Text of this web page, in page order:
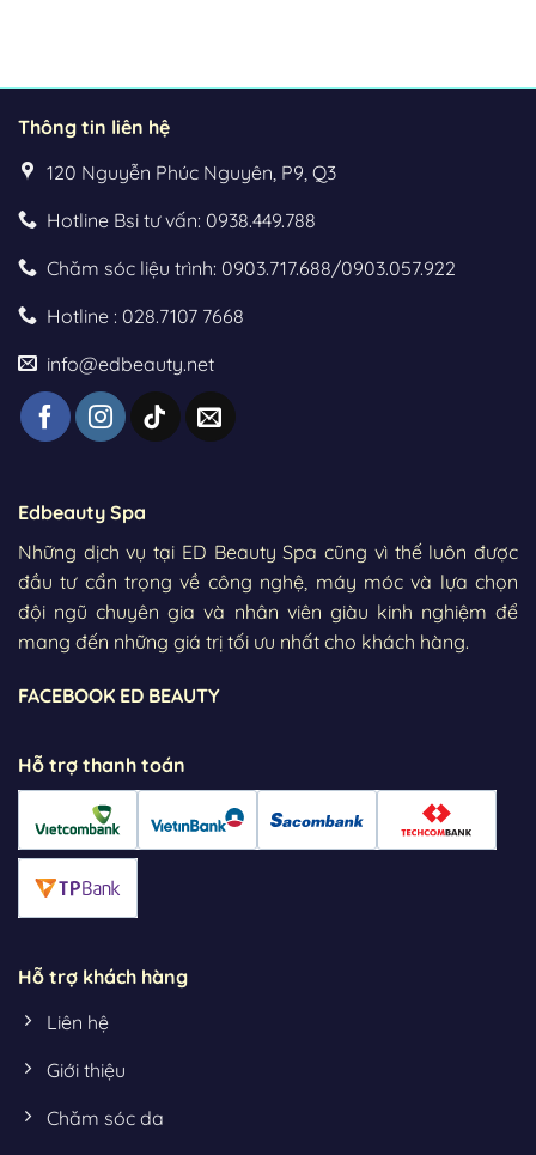
Thông tin liên hệ
120 Nguyễn Phúc Nguyên, P9, Q3
Hotline Bsi tư vấn: 0938.449.788
Chăm sóc liệu trình: 0903.717.688/0903.057.922
Hotline : 028.7107 7668
info@edbeauty.net
Hỗ trợ khách hàng
Liên hệ
Giới thiệu
Chăm sóc da
Edbeauty Spa
Những dịch vụ tại ED Beauty Spa cũng vì thế luôn được
đầu tư cẩn trọng về công nghệ, máy móc và lựa chọn
đội ngũ chuyên gia và nhân viên giàu kinh nghiệm để
mang đến những giá trị tối ưu nhất cho khách hàng.
FACEBOOK ED BEAUTY
Hỗ trợ thanh toán